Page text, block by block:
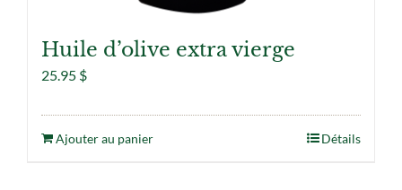
Huile d’olive extra vierge
25.95 $
Ajouter au panier Détails